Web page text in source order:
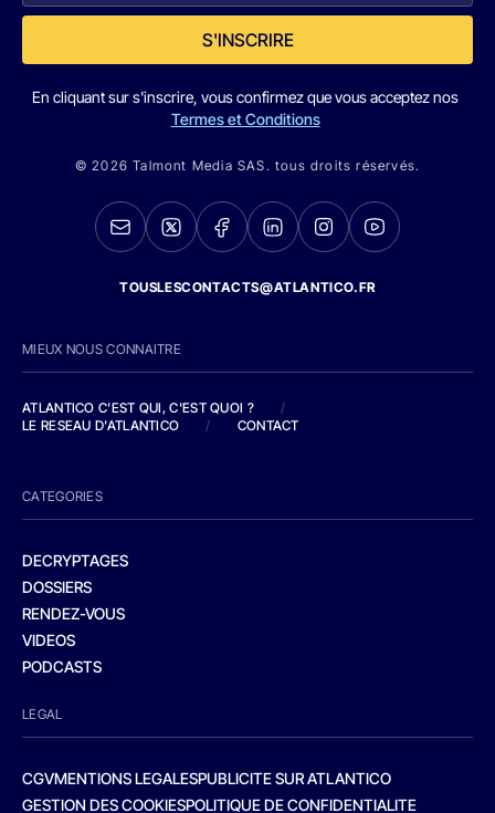
S'INSCRIRE
En cliquant sur s'inscrire, vous confirmez que vous acceptez nos
Termes et Conditions
© 2026 Talmont Media SAS. tous droits réservés.
TOUSLESCONTACTS@ATLANTICO.FR
MIEUX NOUS CONNAITRE
ATLANTICO C'EST QUI, C'EST QUOI ?
/
LE RESEAU D'ATLANTICO
/ CONTACT
CATEGORIES
DECRYPTAGES
DOSSIERS
RENDEZ-VOUS
VIDEOS
PODCASTS
LEGAL
CGVMENTIONS LEGALESPUBLICITE SUR ATLANTICO
GESTION DES COOKIESPOLITIQUE DE CONFIDENTIALITE